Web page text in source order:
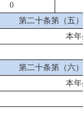
0
第二十条第（五
本
第二十条第（六
本